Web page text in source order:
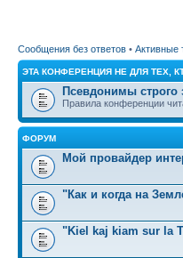
Сообщения без ответов • Активные
ЭТА КОНФЕРЕНЦИЯ НЕ ДЛЯ ТЕХ,
Псевдонимы строго
Правила конференции
ФОРУМ
Мой провайдер
"Как и когда на
"Kiel kaj kiam sur la